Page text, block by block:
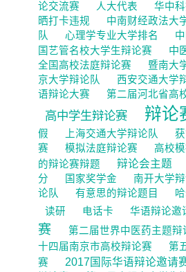
论交流赛
人大代表 华中
晒打卡违规
中南财经政法大
队
心理学专业大学排名
国艺管名校大学生辩论赛
中
全国高校法庭辩论赛
暨南大
京大学辩论队
西安交通大学
语辩论大赛
第二届河北省高
高中学生辩论赛 辩论
假
上海交通大学辩论队
赛
模拟法庭辩论赛 高校
的辩论赛辩题
辩论会主题
分
国家奖学金 南开大学辩
论队
有意思的辩论题目
读研
电话卡 华语辩论邀
赛
第二届世界中医药主题辩
十四届南京市高校辩论赛
第
赛
2017国际华语辩论邀请